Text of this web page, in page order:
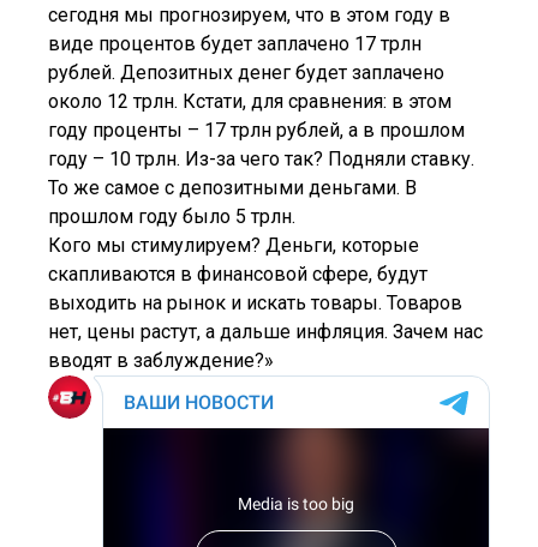
сегодня мы прогнозируем, что в этом году в
виде процентов будет заплачено 17 трлн
рублей. Депозитных денег будет заплачено
около 12 трлн. Кстати, для сравнения: в этом
году проценты – 17 трлн рублей, а в прошлом
году – 10 трлн. Из-за чего так? Подняли ставку.
То же самое с депозитными деньгами. В
прошлом году было 5 трлн.
Кого мы стимулируем? Деньги, которые
скапливаются в финансовой сфере, будут
выходить на рынок и искать товары. Товаров
нет, цены растут, а дальше инфляция. Зачем нас
вводят в заблуждение?»